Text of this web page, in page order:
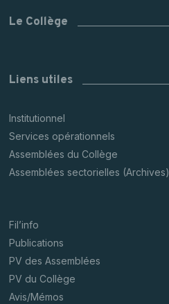
Le Collège
Liens utiles
Institutionnel
Services opérationnels
Assemblées du Collège
Assemblées sectorielles (Archives)
Fil’info
Publications
PV des Assemblées
PV du Collège
Avis/Mémos